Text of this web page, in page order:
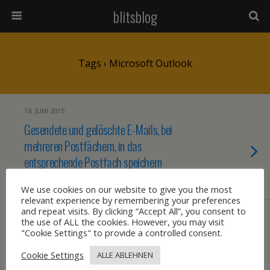
blitsblog
Tags › Microsoft Outlook
18. JUNI 2015
Gesendete und gelöschte E-Mails, bei
mehreren Postfächern, in das
entsprechende Postfach speichern
KEINE ANTWORT
12. JANUAR 2012
In Outlook wird statt Posteingang Inbox
angezeigt
We use cookies on our website to give you the most
relevant experience by remembering your preferences
and repeat visits. By clicking “Accept All”, you consent to
the use of ALL the cookies. However, you may visit
"Cookie Settings" to provide a controlled consent.
Cookie Settings
ALLE ABLEHNEN